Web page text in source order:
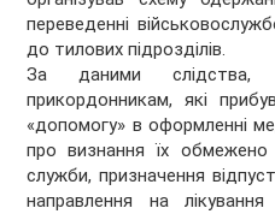
переведенні
до тилових підрозділів.
За даними слідства,
прикордонникам, які
«допомогу» в оформленні
про визнання їх обмежено
служби, призначення
направлення на